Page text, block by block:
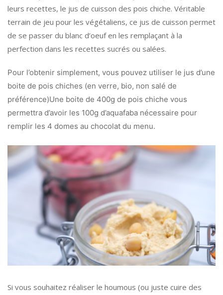
leurs recettes, le jus de cuisson des pois chiche. Véritable
terrain de jeu pour les végétaliens, ce jus de cuisson permet
de se passer du blanc d’oeuf en les remplaçant à la
perfection dans les recettes sucrés ou salées.
Pour l’obtenir simplement, vous pouvez utiliser le jus d’une
boite de pois chiches (en verre, bio, non salé de
préférence)Une boite de 400g de pois chiche vous
permettra d’avoir les 100g d’aquafaba nécessaire pour
remplir les 4 domes au chocolat du menu.
Si vous souhaitez réaliser le houmous (ou juste cuire des